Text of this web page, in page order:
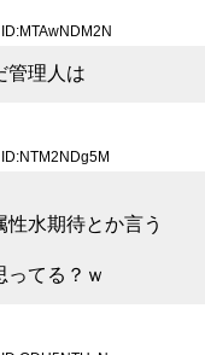
管理人は
水期待とか言う
ってる？ｗ